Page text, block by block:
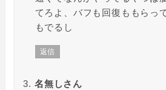
てろよ、バフも回復ももらっ
もでるし
返信
名無しさん